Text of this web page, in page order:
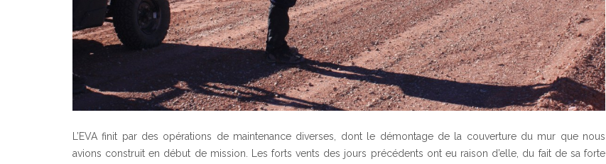
L’EVA finit par des opérations de maintenance diverses, dont le démontage de la couverture du mur que nous
avions construit en début de mission. Les forts vents des jours précédents ont eu raison d’elle, du fait de sa forte